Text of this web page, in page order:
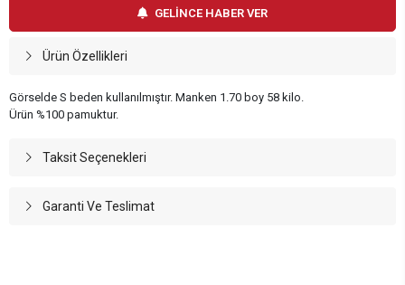
GELİNCE HABER VER
Ürün Özellikleri
Görselde S beden kullanılmıştır. Manken 1.70 boy 58 kilo.
Ürün %100 pamuktur.
Taksit Seçenekleri
Garanti Ve Teslimat